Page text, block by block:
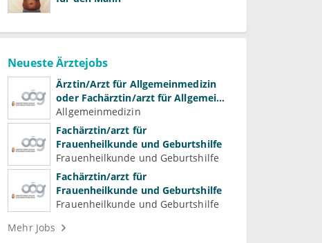
Neueste Ärztejobs
Ärztin/Arzt für Allgemeinmedizin
oder Fachärztin/arzt für Allgemein-
und Familienmedizin für
Psychiatrie und
Psychotherapeutische Medizin
Allgemeinmedizin
Fachärztin/arzt für
Frauenheilkunde und Geburtshilfe
Frauenheilkunde und Geburtshilfe
Fachärztin/arzt für
Frauenheilkunde und Geburtshilfe
Frauenheilkunde und Geburtshilfe
Mehr Jobs